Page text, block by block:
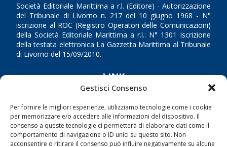
Gestisci Consenso
Per fornire le migliori esperienze, utilizziamo tecnologie come i cookie
per memorizzare e/o accedere alle informazioni del dispositivo. Il
consenso a queste tecnologie ci permetterà di elaborare dati come il
comportamento di navigazione o ID unici su questo sito. Non
acconsentire o ritirare il consenso può influire negativamente su alcune
Società Editoriale Marittima a r.l. (Editore) - Autorizzazione
del Tribunale di Livorno n. 217 del 10 giugno 1968 - N°
iscrizione al ROC (Registro Operatori delle Comunicazioni)
della Società Editoriale Marittima a r.l.: N° 1301 Iscrizione
della testata elettronica La Gazzetta Marittima al Tribunale
di Livorno del 15/09/2010.
LINK
Porti/Interporti
Trasporti